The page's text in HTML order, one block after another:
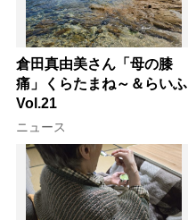
倉田真由美さん「母の膝
痛」くらたまね～＆らいふ
Vol.21
ニュース